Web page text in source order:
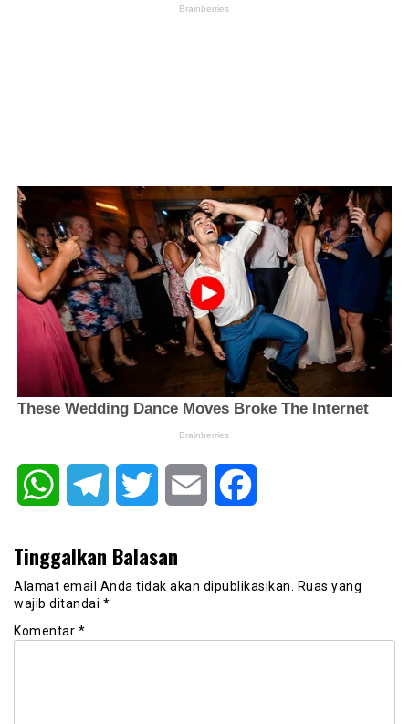
WhatsAppTelegram Twitter Email
Tinggalkan Balasan
Alamat email Anda tidak akan dipublikasikan.
Ruas yang
wajib ditandai *
Komentar *